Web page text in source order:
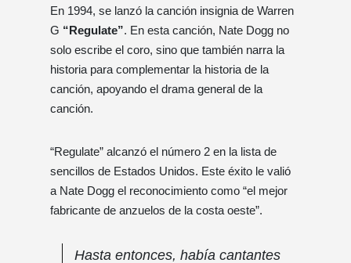
En 1994, se lanzó la canción insignia de Warren
G “Regulate”. En esta canción, Nate Dogg no
solo escribe el coro, sino que también narra la
historia para complementar la historia de la
canción, apoyando el drama general de la
canción.
“Regulate” alcanzó el número 2 en la lista de
sencillos de Estados Unidos. Este éxito le valió
a Nate Dogg el reconocimiento como “el mejor
fabricante de anzuelos de la costa oeste”.
Hasta entonces, había cantantes